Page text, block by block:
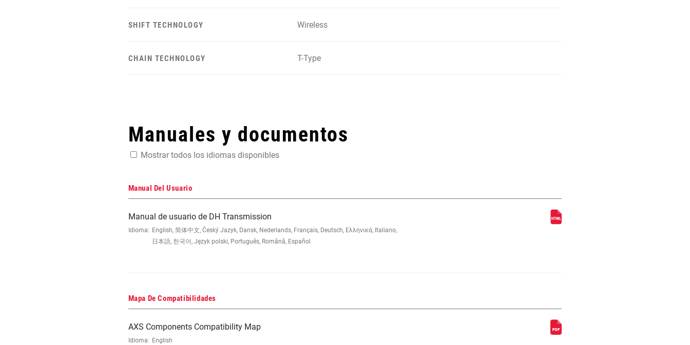
SHIFT TECHNOLOGY Wireless
CHAIN TECHNOLOGY T-Type
Manuales y documentos
Mostrar todos los idiomas disponibles
Manual Del Usuario
Manual de usuario de DH Transmission
Idioma: English, 简体中文, Český Jazyk, Dansk, Nederlands, Français, Deutsch, Ελληνικά, Italiano,
日本語, 한국어, Język polski, Português, Română, Español
Mapa De Compatibilidades
AXS Components Compatibility Map
Idioma: English